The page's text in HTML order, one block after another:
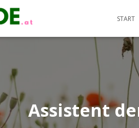
START
Assistent